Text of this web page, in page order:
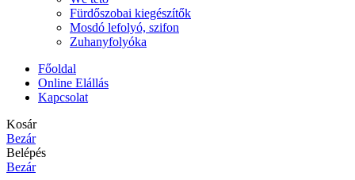
Fürdőszobai kiegészítők
Mosdó lefolyó, szifon
Zuhanyfolyóka
Főoldal
Online Elállás
Kapcsolat
Kosár
Bezár
Belépés
Bezár